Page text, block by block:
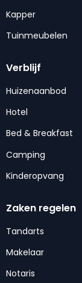
Kapper
Tuinmeubelen
Verblijf
Huizenaanbod
Hotel
Bed & Breakfast
Camping
Kinderopvang
Zaken regelen
Tandarts
Makelaar
Notaris